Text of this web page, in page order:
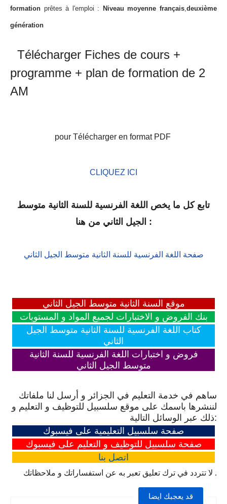
formation prêtes à l'emploi : Niveau moyenne français,deuxième
génération
Télécharger Fiches de cours +
programme + plan de formation de 2
AM
pour Télécharger en format PDF
CLIQUEZ ICI
تابع كل ما يخص اللغة الفرنسية للسنة الثانية متوسط
الجيل الثاني من هنا :
صفحة اللغة الفرنسية للسنة الثانية متوسط الجيل الثاني
موقع السنة الثانية متوسط الجيل الثاني
بنك الفروض و الاختبارات لجميع المواد و المستويات
كتاب اللغة الفرنسية للسنة الثانية متوسط الجيل
الثاني
فروض و اختبارات اللغة الفرنسية للسنة الثانية
متوسط الجيل الثاني
ساهم في خدمة التعليم في الجزائر و أرسل لنا ملفاتك
لننشرها باسمك على موقع سلسبيل للتوظيف و التعليم و
ذلك عبر الوسائل التالية:
صفحة سلسبيل التعليمية على فيسبوك
صفحة سلسبيل للتوظيف و التعليم على فيسبوك
اتصل بنا
لا تتردد في ترك تعليق تعبر به عن استفساراتك و ملاحظاتك .
قد يعجبك ايضا